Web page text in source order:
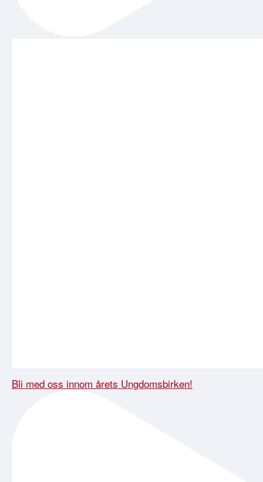
Bli med oss innom årets Ungdomsbirken!